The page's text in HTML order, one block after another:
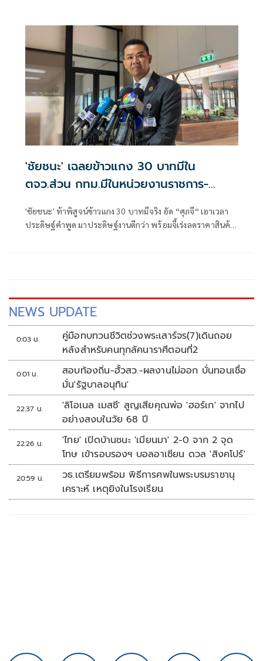
'ชัยชนะ' เฉลยข้าวแกง 30 บาทมีใน
ตจว.ส่วน กทม.มีในหน่วยงานราชการ-
'ชัยชนะ' ท้าพิสูจน์ข้าวแกง 30 บาทมีจริง อัด “ศุภจี“ เอาเวลา
ประดิษฐ์คำพูด มาประดิษฐ์งานดีกว่า พร้อมจี้เร่งลดราคาสินค้า
NEWS UPDATE
0:03 น.
คู่มือทบทวนชีวิตช่วงพระเสาร์จร(7)เดินถอย
หลังสำหรับคนทุกลัคนาราศีตอนที่2
0:01 น.
สอบท้องถิ่น-ฮั้วสว.-ผลงานไม่ออก บั่นทอนเชื่อ
มั่น'รัฐบาลอนุทิน'
22:37 น.
'ลิโอเนล เมสซี' สูญเสียคุณพ่อ 'ฮอร์เก' จากไป
อย่างสงบในวัย 68 ปี
22:26 น.
'ไทย' เปิดบ้านชนะ 'เมียนมา' 2-0 จาก 2 จุด
โทษ เข้ารอบรองฯ บอลอาเซียน ดวล 'สิงคโปร์'
20:59 น.
วธ.เตรียมพร้อม พิธีการศพในพระบรมราชานุ
เคราะห์ เหตุยิงในโรงเรียน